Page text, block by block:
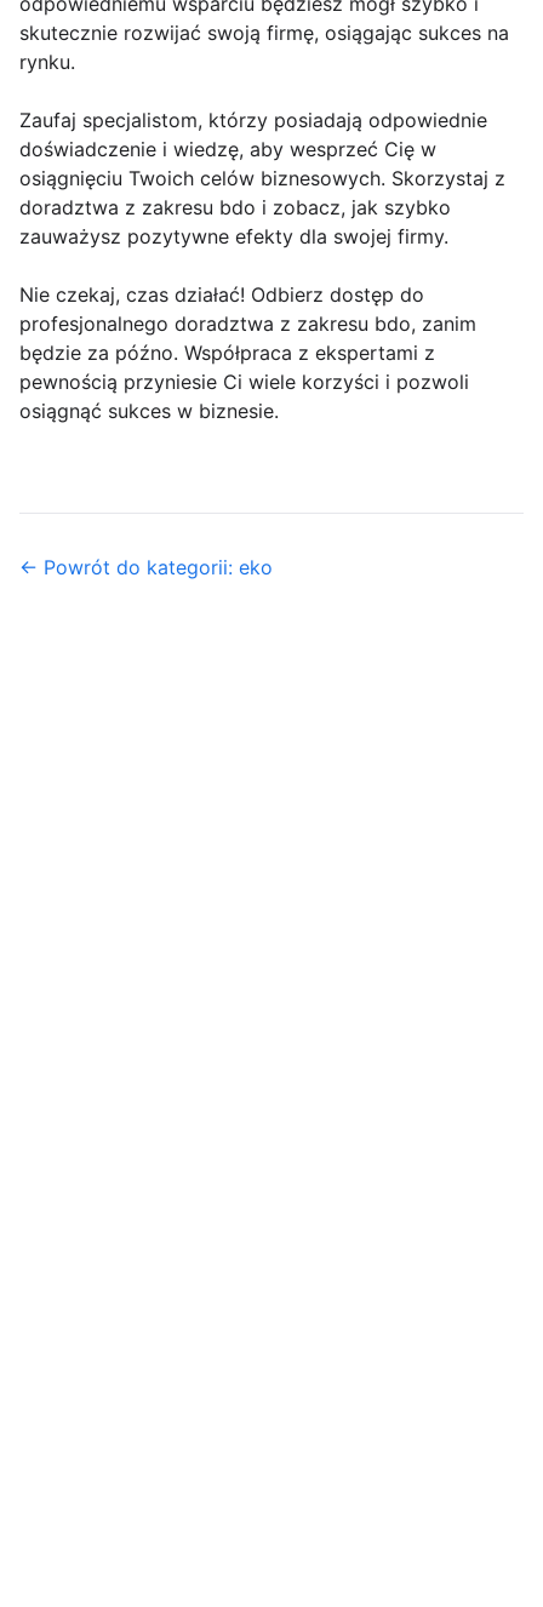
skutecznie rozwijać swoją firmę, osiągając sukces na
rynku.
Zaufaj specjalistom, którzy posiadają odpowiednie
doświadczenie i wiedzę, aby wesprzeć Cię w
osiągnięciu Twoich celów biznesowych. Skorzystaj z
doradztwa z zakresu bdo i zobacz, jak szybko
zauważysz pozytywne efekty dla swojej firmy.
Nie czekaj, czas działać! Odbierz dostęp do
profesjonalnego doradztwa z zakresu bdo, zanim
będzie za późno. Współpraca z ekspertami z
pewnością przyniesie Ci wiele korzyści i pozwoli
osiągnąć sukces w biznesie.
← Powrót do kategorii: eko